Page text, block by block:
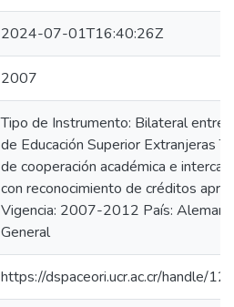
2024-07-01T16:40:26Z
2007
Tipo de Instrumento: Bilateral entre
de Educación Superior Extranjeras
de cooperación académica e
con reconocimiento de créditos
Vigencia: 2007-2012 País:
General
https://dspaceori.ucr.ac.cr/handle/